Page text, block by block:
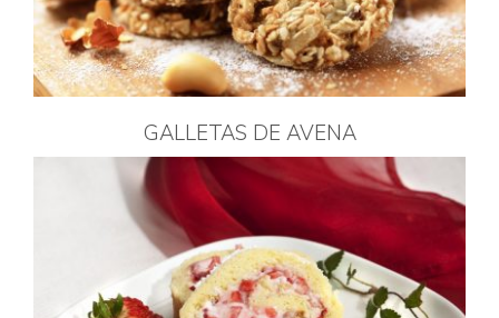
GALLETAS DE AVENA